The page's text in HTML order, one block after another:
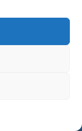
Powered by